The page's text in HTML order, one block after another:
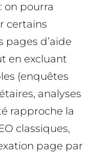
on pourra
certains
pages d’aide
en excluant
(enquêtes
analyses
rapproche la
classiques,
page par